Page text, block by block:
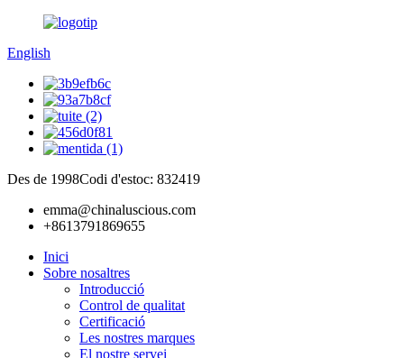
English
Des de 1998Codi d'estoc: 832419
emma@chinaluscious.com
+8613791869655
Inici
Sobre nosaltres
Introducció
Control de qualitat
Certificació
Les nostres marques
El nostre servei